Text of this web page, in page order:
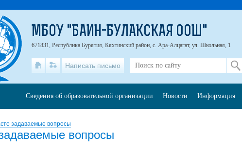
задаваемые вопросы
вопросы
МБОУ "БАИН-БУЛАКСКАЯ ООШ"
671831, Республика Бурятия, Кяхтинский район, с. Ара-Алцагат, ул. Школьная, 1
Написать письмо
Сведения об образовательной организации Новости Информация